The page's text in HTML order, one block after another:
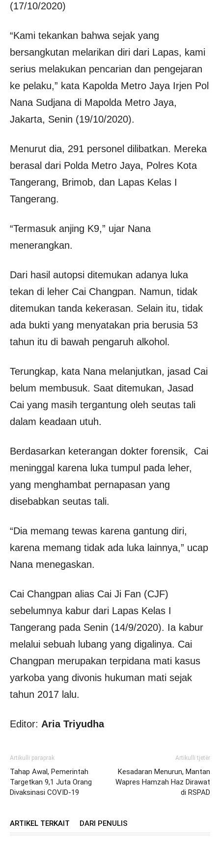
(17/10/2020)
“Kami tekankan bahwa sejak yang
bersangkutan melarikan diri dari Lapas, kami
serius melakukan pencarian dan pengejaran
ke pelaku,” kata Kapolda Metro Jaya Irjen Pol
Nana Sudjana di Mapolda Metro Jaya,
Jakarta, Senin (19/10/2020).
Menurut dia, 291 personel dilibatkan. Mereka
berasal dari Polda Metro Jaya, Polres Kota
Tangerang, Brimob, dan Lapas Kelas I
Tangerang.
“Termasuk anjing K9,” ujar Nana
menerangkan.
Dari hasil autopsi ditemukan adanya luka
tekan di leher Cai Changpan. Namun, tidak
ditemukan tanda kekerasan. Selain itu, tidak
ada bukti yang menyatakan pria berusia 53
tahun itu di bawah pengaruh alkohol.
Terungkap, kata Nana melanjutkan, jasad Cai
belum membusuk. Saat ditemukan, Jasad
Cai yang masih tergantung oleh seutas tali
dalam keadaan utuh.
Berdasarkan keterangan dokter forensik, Cai
meninggal karena luka tumpul pada leher,
yang menghambat pernapasan yang
disebabkan seutas tali.
“Dia memang tewas karena gantung diri,
karena memang tidak ada luka lainnya,” ucap
Nana menegaskan.
Cai Changpan alias Cai Ji Fan (CJF)
sebelumnya kabur dari Lapas Kelas I
Tangerang pada Senin (14/9/2020). Ia kabur
melalui sebuah lubang yang digalinya. Cai
Changpan merupakan terpidana mati kasus
yarkoba yang divonis hukuman mati sejak
tahun 2017 lalu.
Editor: Aria Triyudha
Artikulli paraprak
Tahap Awal, Pemerintah
Targetkan 9,1 Juta Orang
Divaksinasi COVID-19
Artikulli tjetër
Kesadaran Menurun, Mantan
Wapres Hamzah Haz Dirawat
di RSPAD
ARTIKEL TERKAIT DARI PENULIS